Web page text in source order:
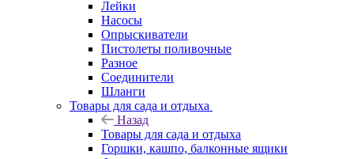
Лейки
Насосы
Опрыскиватели
Пистолеты поливочные
Разное
Соединители
Шланги
Товары для сада и отдыха
Назад
Товары для сада и отдыха
Горшки, кашпо, балконные ящики